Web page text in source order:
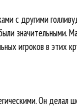
с другими
значительными.
игроков в этих
Он делал